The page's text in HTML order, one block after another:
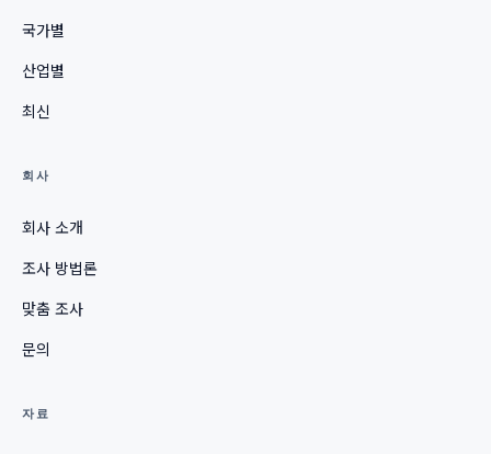
국가별
산업별
최신
회사
회사 소개
조사 방법론
맞춤 조사
문의
자료